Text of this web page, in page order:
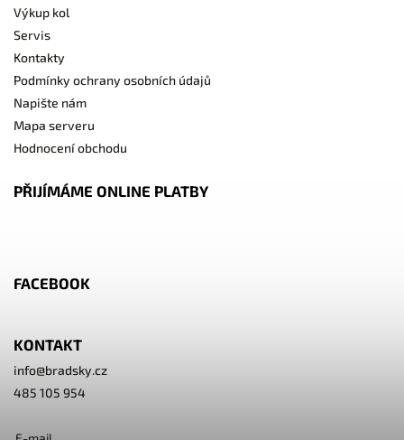
Výkup kol
Servis
Kontakty
Podmínky ochrany osobních údajů
Napište nám
Mapa serveru
Hodnocení obchodu
PŘIJÍMÁME ONLINE PLATBY
FACEBOOK
KONTAKT
info@bradsky.cz
485 105 954